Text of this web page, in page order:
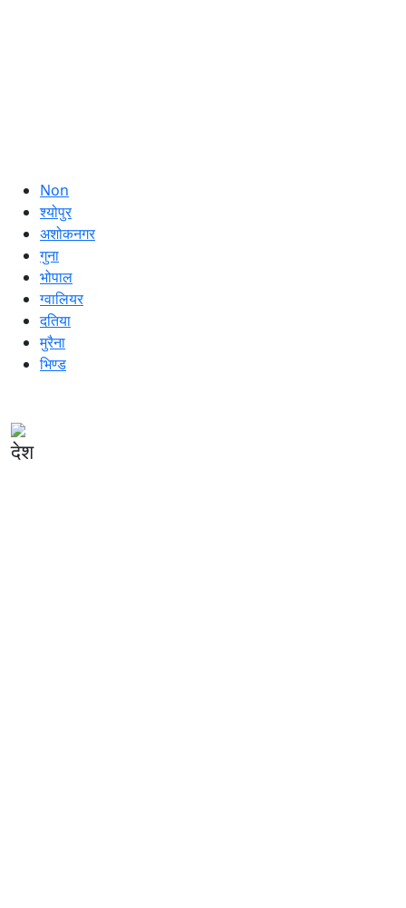
Non
श्योपुर
अशोकनगर
गुना
भोपाल
ग्वालियर
दतिया
मुरैना
भिण्ड
देश